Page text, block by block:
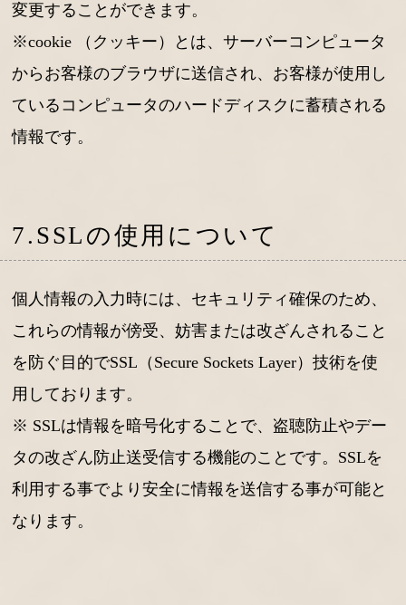
変更することができます。
※cookie （クッキー）とは、サーバーコンピュータ
からお客様のブラウザに送信され、お客様が使用し
ているコンピュータのハードディスクに蓄積される
情報です。
7.SSLの使用について
個人情報の入力時には、セキュリティ確保のため、
これらの情報が傍受、妨害または改ざんされること
を防ぐ目的でSSL（Secure Sockets Layer）技術を使
用しております。
※ SSLは情報を暗号化することで、盗聴防止やデー
タの改ざん防止送受信する機能のことです。SSLを
利用する事でより安全に情報を送信する事が可能と
なります。